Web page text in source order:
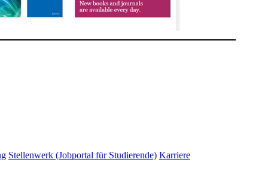
Stellenwerk (Jobportal für Studierende) Karriere